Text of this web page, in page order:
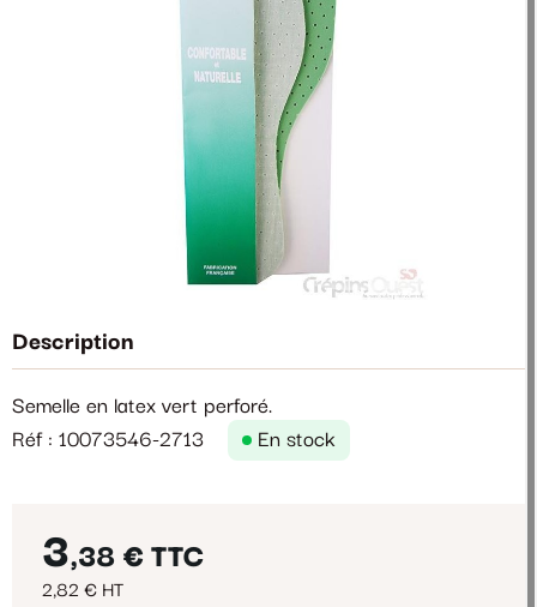
Description
Semelle en latex vert perforé.
Réf : 10073546-2713
En stock
3,38 € TTC
2,82 € HT